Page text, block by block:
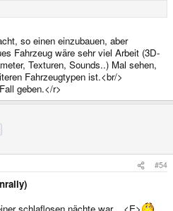
so einen einzubauen, aber
Fahrzeug wäre sehr viel Arbeit (3D-
Texturen, Sounds..) Mal sehen,
Fahrzeugtypen ist.<br/>
geben.</r>
#54